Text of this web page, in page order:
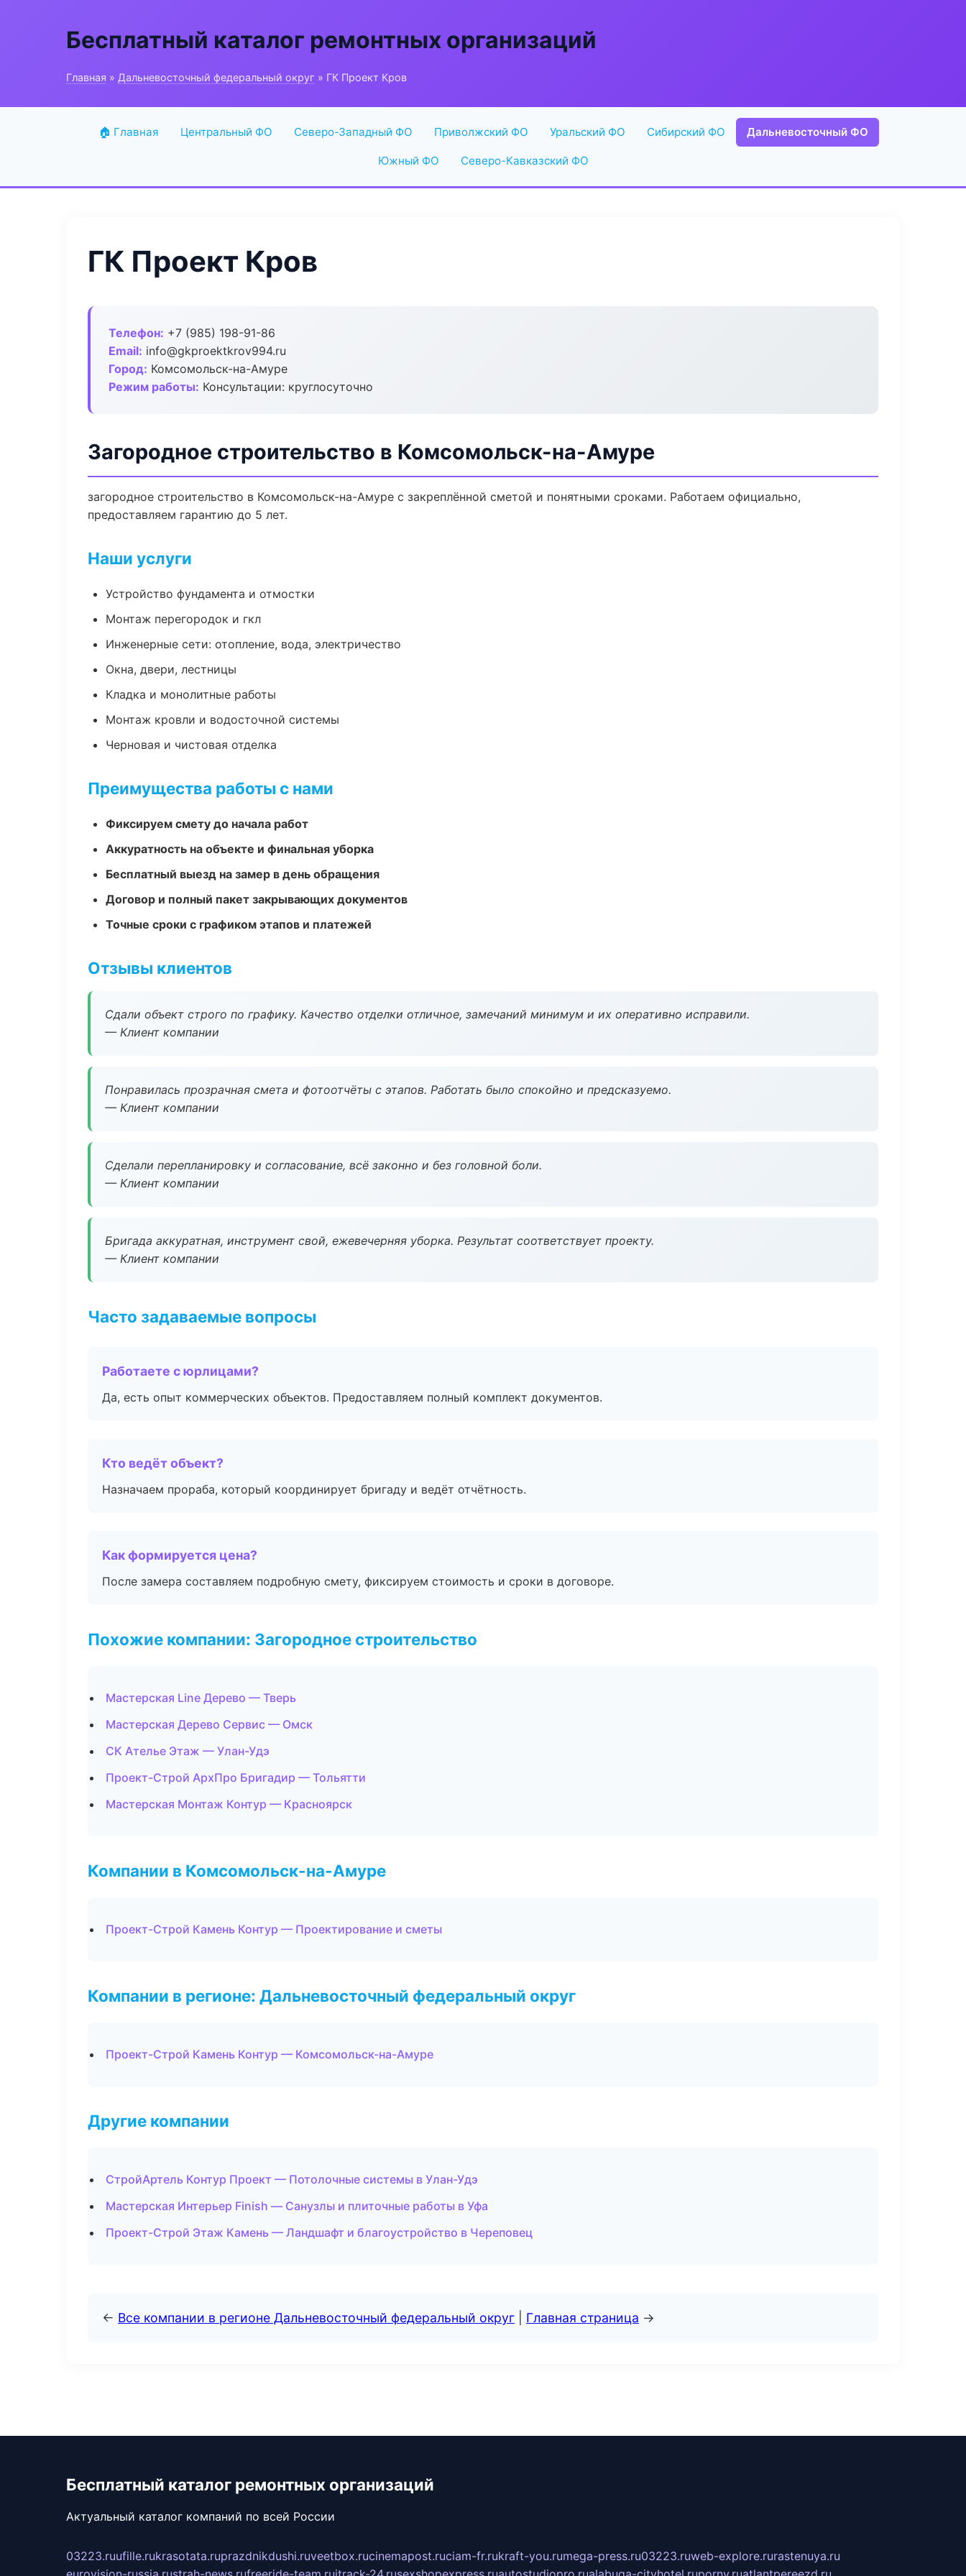
Бесплатный каталог ремонтных организаций
Главная » Дальневосточный федеральный округ » ГК Проект Кров
🏠 Главная Центральный ФО Северо-Западный ФО Приволжский ФО Уральский ФО Сибирский ФО Дальневосточный ФО
Южный ФО Северо-Кавказский ФО
ГК Проект Кров
Телефон: +7 (985) 198-91-86
Email: info@gkproektkrov994.ru
Город: Комсомольск-на-Амуре
Режим работы: Консультации: круглосуточно
Загородное строительство в Комсомольск-на-Амуре
загородное строительство в Комсомольск-на-Амуре с закреплённой сметой и понятными сроками. Работаем официально,
предоставляем гарантию до 5 лет.
Наши услуги
Устройство фундамента и отмостки
Монтаж перегородок и гкл
Инженерные сети: отопление, вода, электричество
Окна, двери, лестницы
Кладка и монолитные работы
Монтаж кровли и водосточной системы
Черновая и чистовая отделка
Преимущества работы с нами
Фиксируем смету до начала работ
Аккуратность на объекте и финальная уборка
Бесплатный выезд на замер в день обращения
Договор и полный пакет закрывающих документов
Точные сроки с графиком этапов и платежей
Отзывы клиентов
Сдали объект строго по графику. Качество отделки отличное, замечаний минимум и их оперативно исправили.
— Клиент компании
Понравилась прозрачная смета и фотоотчёты с этапов. Работать было спокойно и предсказуемо.
— Клиент компании
Сделали перепланировку и согласование, всё законно и без головной боли.
— Клиент компании
Бригада аккуратная, инструмент свой, ежевечерняя уборка. Результат соответствует проекту.
— Клиент компании
Часто задаваемые вопросы
Работаете с юрлицами?
Да, есть опыт коммерческих объектов. Предоставляем полный комплект документов.
Кто ведёт объект?
Назначаем прораба, который координирует бригаду и ведёт отчётность.
Как формируется цена?
После замера составляем подробную смету, фиксируем стоимость и сроки в договоре.
Похожие компании: Загородное строительство
Мастерская Line Дерево — Тверь
Мастерская Дерево Сервис — Омск
СК Ателье Этаж — Улан-Удэ
Проект-Строй АрхПро Бригадир — Тольятти
Мастерская Монтаж Контур — Красноярск
Компании в Комсомольск-на-Амуре
Проект-Строй Камень Контур — Проектирование и сметы
Компании в регионе: Дальневосточный федеральный округ
Проект-Строй Камень Контур — Комсомольск-на-Амуре
Другие компании
СтройАртель Контур Проект — Потолочные системы в Улан-Удэ
Мастерская Интерьер Finish — Санузлы и плиточные работы в Уфа
Проект-Строй Этаж Камень — Ландшафт и благоустройство в Череповец
← Все компании в регионе Дальневосточный федеральный округ Главная страница →
Бесплатный каталог ремонтных организаций
Актуальный каталог компаний по всей России
03223.ruufille.rukrasotata.ruprazdnikdushi.ruveetbox.rucinemapost.ruciam-fr.rukraft-you.rumega-press.ru03223.ruweb-explore.rurastenuya.ru